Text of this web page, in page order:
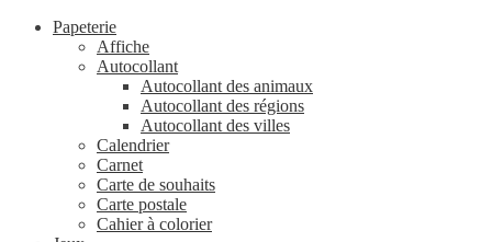
Papeterie
Affiche
Autocollant
Autocollant des animaux
Autocollant des régions
Autocollant des villes
Calendrier
Carnet
Carte de souhaits
Carte postale
Cahier à colorier